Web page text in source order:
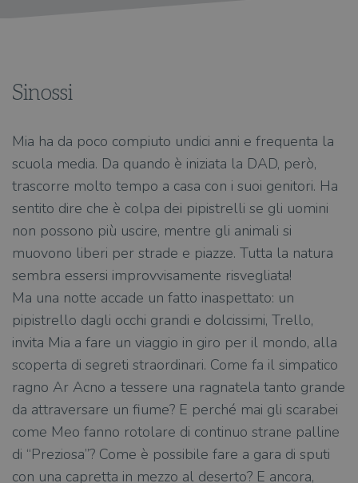
Sinossi
Mia ha da poco compiuto undici anni e frequenta la
scuola media. Da quando è iniziata la DAD, però,
trascorre molto tempo a casa con i suoi genitori. Ha
sentito dire che è colpa dei pipistrelli se gli uomini
non possono più uscire, mentre gli animali si
muovono liberi per strade e piazze. Tutta la natura
sembra essersi improvvisamente risvegliata!
Ma una notte accade un fatto inaspettato: un
pipistrello dagli occhi grandi e dolcissimi, Trello,
invita Mia a fare un viaggio in giro per il mondo, alla
scoperta di segreti straordinari. Come fa il simpatico
ragno Ar Acno a tessere una ragnatela tanto grande
da attraversare un fiume? E perché mai gli scarabei
come Meo fanno rotolare di continuo strane palline
di “Preziosa”? Come è possibile fare a gara di sputi
con una capretta in mezzo al deserto? E ancora,